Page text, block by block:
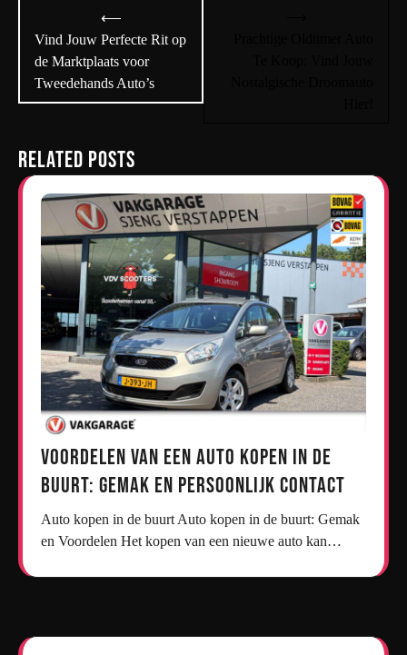
navigatie
⟵
Vind Jouw Perfecte Rit op
de Marktplaats voor
Tweedehands Auto’s
Related Posts
Voordelen van een Auto Kopen in de
Buurt: Gemak en Persoonlijk Contact
Auto kopen in de buurt Auto kopen in de buurt: Gemak
en Voordelen Het kopen van een nieuwe auto kan…